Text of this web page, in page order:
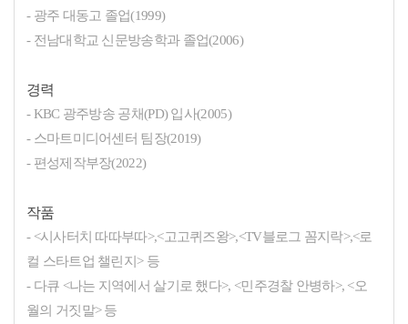
- 광주 대동고 졸업(1999)
- 전남대학교 신문방송학과 졸업(2006)
경력
- KBC 광주방송 공채(PD) 입사(2005)
- 스마트미디어센터 팀장(2019)
- 편성제작부장(2022)
작품
- <시사터치 따따부따>,<고고퀴즈왕>,<TV블로그 꼼지락>,<로
컬 스타트업 챌린지> 등
- 다큐 <나는 지역에서 살기로 했다>, <민주경찰 안병하>, <오
월의 거짓말> 등